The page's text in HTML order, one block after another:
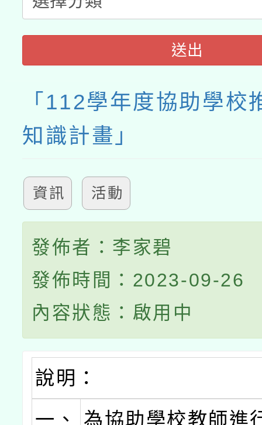
送出
「112學年度協助學校
知識計畫」
資訊 活動
發佈者：李家碧
發佈時間：2023-09-26
內容狀態：啟用中
說明：
一、
為協助學校教師進